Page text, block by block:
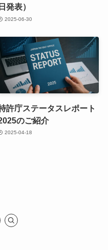
日発表）
2025-06-30
許庁ステータスレポート
のご紹介
2025-04-18